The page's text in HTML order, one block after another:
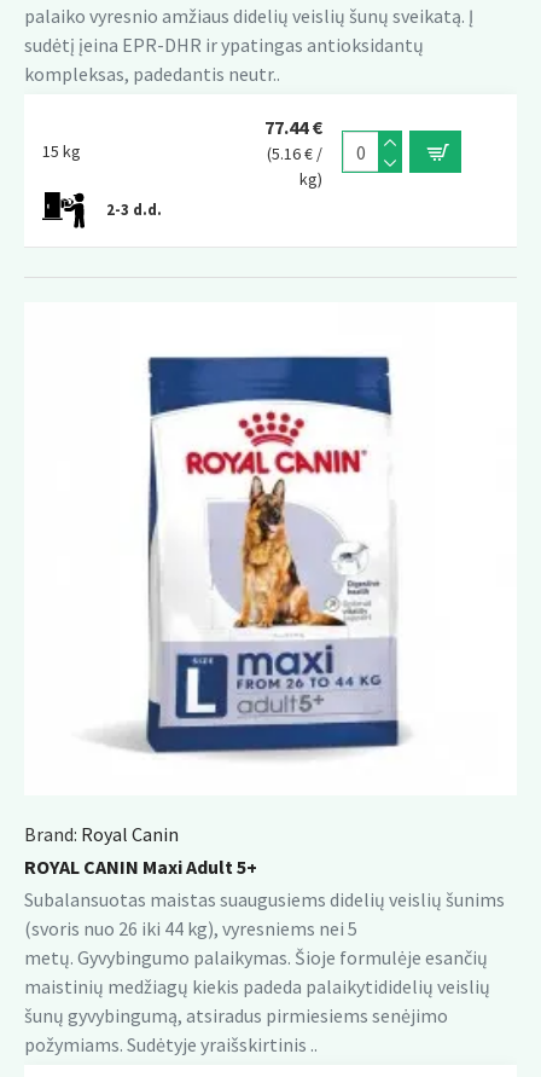
palaiko vyresnio amžiaus didelių veislių šunų sveikatą. Į
sudėtį įeina EPR-DHR ir ypatingas antioksidantų
kompleksas, padedantis neutr..
15 kg
2-3 d.d.
77.44 €
(5.16 € /
kg)
Brand: Royal Canin
ROYAL CANIN Maxi Adult 5+
Subalansuotas maistas suaugusiems didelių veislių šunims
(svoris nuo 26 iki 44 kg), vyresniems nei 5
metų. Gyvybingumo palaikymas. Šioje formulėje esančių
maistinių medžiagų kiekis padeda palaikytididelių veislių
šunų gyvybingumą, atsiradus pirmiesiems senėjimo
požymiams. Sudėtyje yraišskirtinis ..